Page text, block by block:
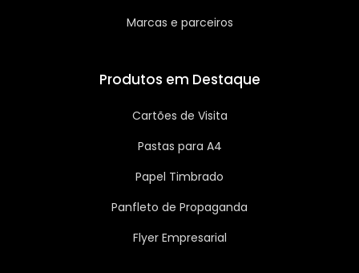
Marcas e parceiros
Produtos em Destaque
Cartões de Visita
Pastas para A4
Papel Timbrado
Panfleto de Propaganda
Flyer Empresarial